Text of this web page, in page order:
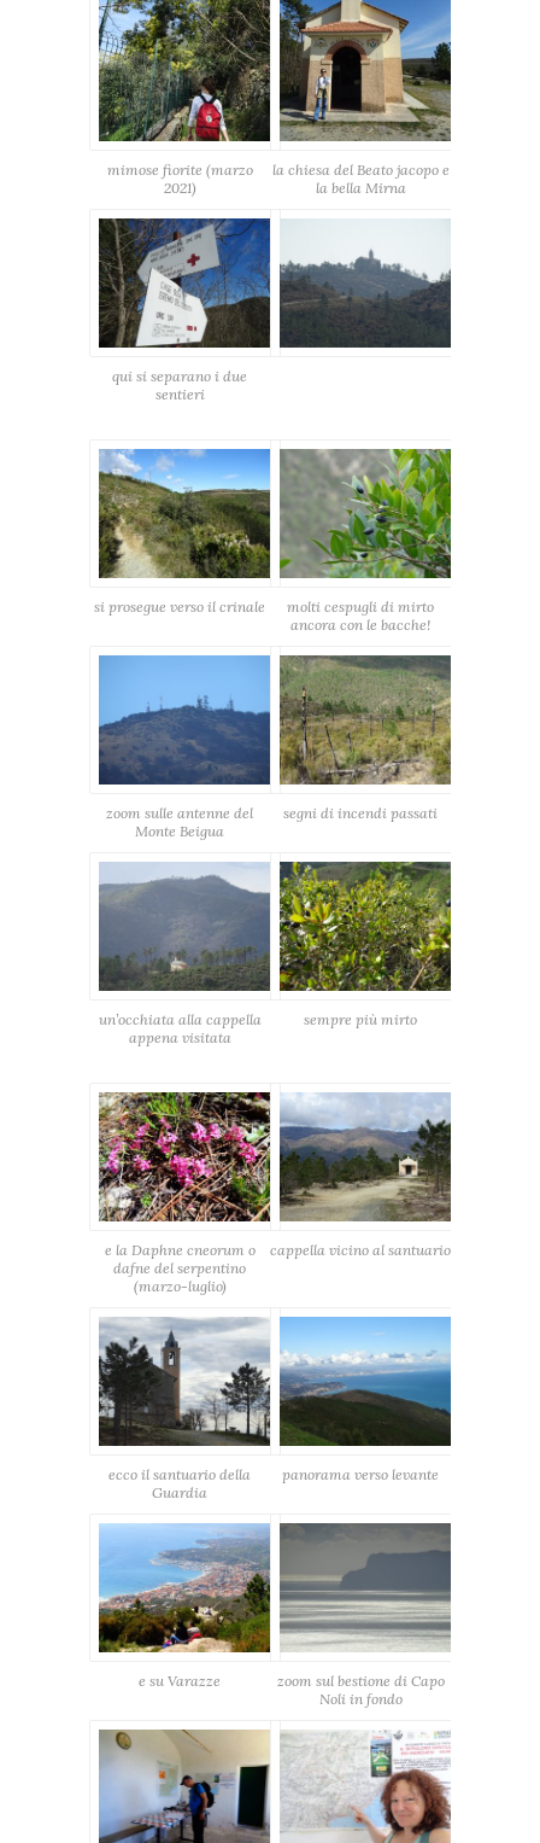
mimose fiorite (marzo
2021)
la chiesa del Beato jacopo e
la bella Mirna
qui si separano i due
sentieri
si prosegue verso il crinale
molti cespugli di mirto
ancora con le bacche!
zoom sulle antenne del
Monte Beigua
segni di incendi passati
un’occhiata alla cappella
appena visitata
sempre più mirto
e la Daphne cneorum o
dafne del serpentino
(marzo-luglio)
cappella vicino al santuario
ecco il santuario della
Guardia
panorama verso levante
e su Varazze
zoom sul bestione di Capo
Noli in fondo